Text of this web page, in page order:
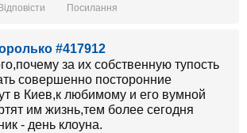
Відповісти Посилання
#417912
за их собственную тупость
совершенно посторонние
в Киев,к любимому и его вумной
им жизнь,тем более сегодня
- день клоуна.